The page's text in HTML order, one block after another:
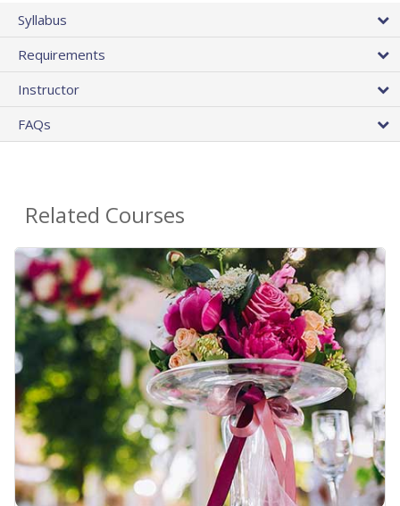
Syllabus
Requirements
Instructor
FAQs
Related Courses